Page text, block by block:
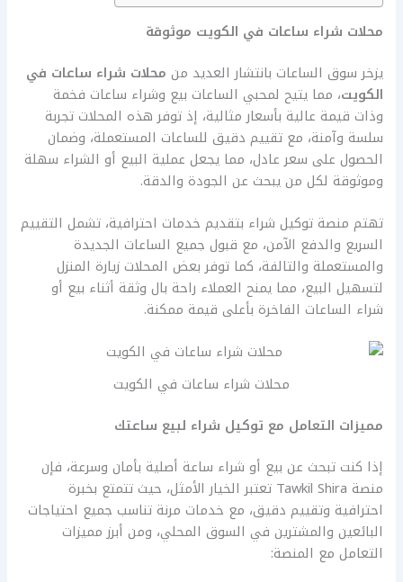
محلات شراء ساعات في الكويت موثوقة
يزخر سوق الساعات بانتشار العديد من محلات شراء ساعات في
الكويت، مما يتيح لمحبي الساعات بيع وشراء ساعات فخمة
وذات قيمة عالية بأسعار مثالية، إذ توفر هذه المحلات تجربة
سلسة وآمنة، مع تقييم دقيق للساعات المستعملة، وضمان
الحصول على سعر عادل، مما يجعل عملية البيع أو الشراء سهلة
وموثوقة لكل من يبحث عن الجودة والدقة.
تهتم منصة توكيل شراء بتقديم خدمات احترافية، تشمل التقييم
السريع والدفع الآمن، مع قبول جميع الساعات الجديدة
والمستعملة والتالفة، كما توفر بعض المحلات زيارة المنزل
لتسهيل البيع، مما يمنح العملاء راحة بال وثقة أثناء بيع أو
شراء الساعات الفاخرة بأعلى قيمة ممكنة.
محلات شراء ساعات في الكويت
مميزات التعامل مع توكيل شراء لبيع ساعتك
إذا كنت تبحث عن بيع أو شراء ساعة أصلية بأمان وسرعة، فإن
منصة Tawkil Shira تعتبر الخيار الأمثل، حيث تتمتع بخبرة
احترافية وتقييم دقيق، مع خدمات مرنة تناسب جميع احتياجات
البائعين والمشترين في السوق المحلي، ومن أبرز مميزات
التعامل مع المنصة: